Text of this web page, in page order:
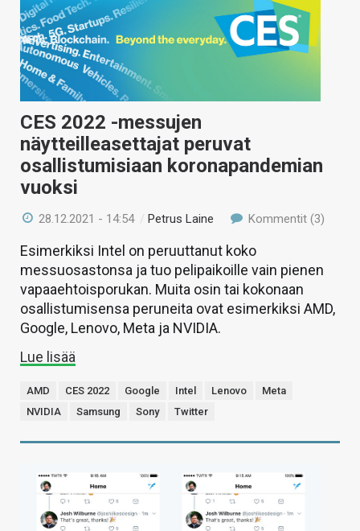
CES 2022 -messujen
näytteilleasettajat peruvat
osallistumisiaan koronapandemian
vuoksi
28.12.2021 - 14:54 /Petrus Laine Kommentit (3)
Esimerkiksi Intel on peruuttanut koko
messuosastonsa ja tuo pelipaikoille vain pienen
vapaaehtoisporukan. Muita osin tai kokonaan
osallistumisensa peruneita ovat esimerkiksi AMD,
Google, Lenovo, Meta ja NVIDIA.
Lue lisää
AMD CES 2022 Google Intel Lenovo
Meta
NVIDIA
Samsung Sony Twitter